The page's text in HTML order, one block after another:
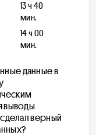
13 ч 40
мин.
14 ч 00
мин.
данные в
выводы
верный